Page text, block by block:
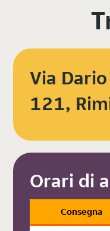
Via
121,
Orari di
Consegna